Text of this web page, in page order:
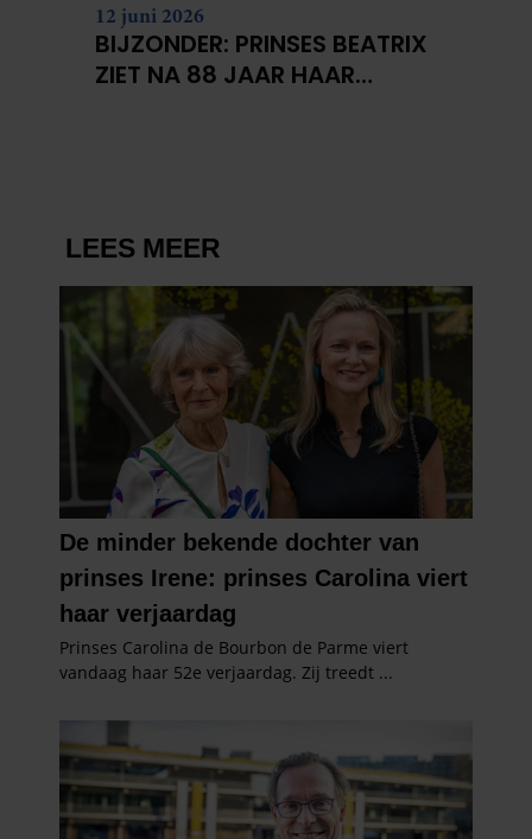
12 juni 2026
BIJZONDER: PRINSES BEATRIX
ZIET NA 88 JAAR HAAR